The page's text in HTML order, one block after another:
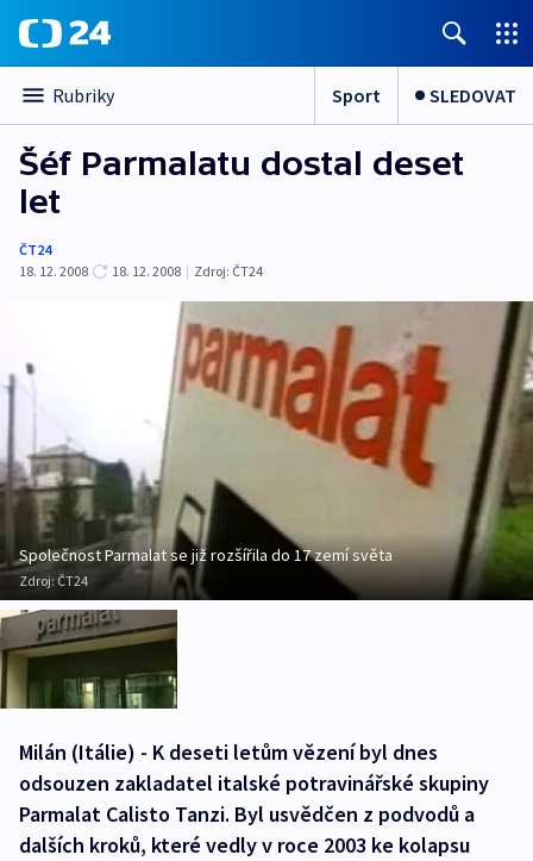
Rubriky Sport SLEDOVAT
Šéf Parmalatu dostal deset
let
ČT24
18. 12. 2008
18. 12. 2008 | Zdroj: ČT24
Společnost Parmalat se již rozšířila do 17 zemí světa
Zdroj: ČT24
Milán (Itálie) - K deseti letům vězení byl dnes
odsouzen zakladatel italské potravinářské skupiny
Parmalat Calisto Tanzi. Byl usvědčen z podvodů a
dalších kroků, které vedly v roce 2003 ke kolapsu